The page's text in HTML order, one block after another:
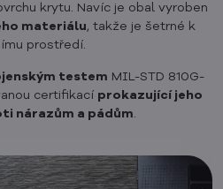
krytu. Navíc je obal vyroben
materiálu, takže je šetrné k
prostředí.
testem MIL-STD 810G-
certifikací prokazující jeho
nárazům a pádům.